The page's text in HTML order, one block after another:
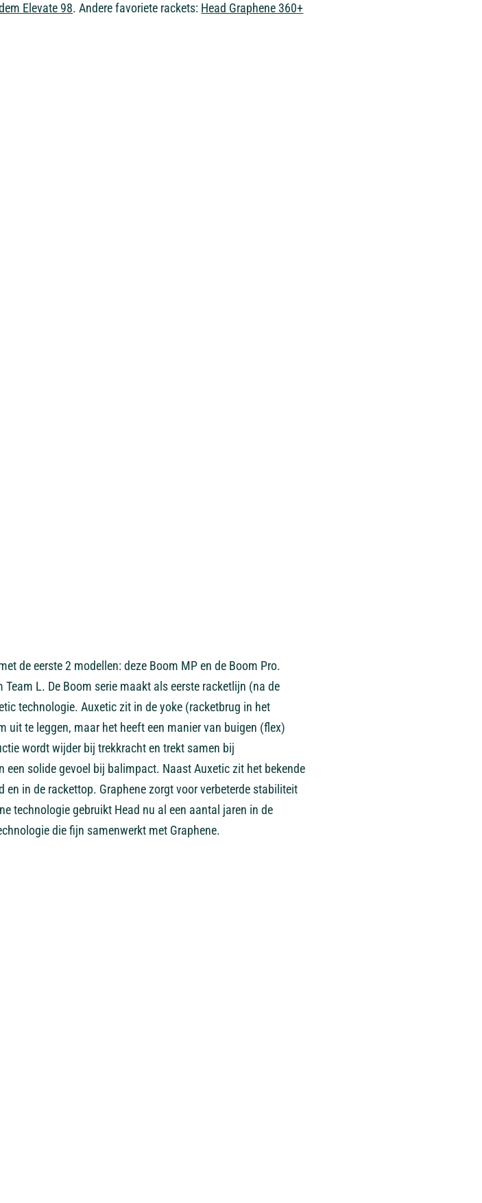
Elevate 98. Andere favoriete rackets: Head Graphene 360+
de eerste 2 modellen: deze Boom MP en de Boom Pro.
L. De Boom serie maakt als eerste racketlijn (na de
technologie. Auxetic zit in de yoke (racketbrug in het
te leggen, maar het heeft een manier van buigen (flex)
wordt wijder bij trekkracht en trekt samen bij
solide gevoel bij balimpact. Naast Auxetic zit het bekende
in de rackettop. Graphene zorgt voor verbeterde stabiliteit
technologie gebruikt Head nu al een aantal jaren in de
die fijn samenwerkt met Graphene.